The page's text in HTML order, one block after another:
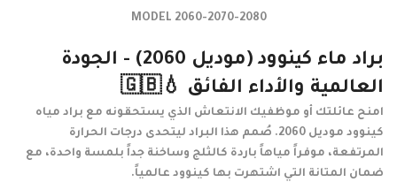
MODEL 2060-2070-2080
براد ماء كينوود (موديل 2060) - الجودة
العالمية والأداء الفائق 💧🇬🇧
امنح عائلتك أو موظفيك الانتعاش الذي يستحقونه مع براد مياه
كينوود موديل 2060. صُمم هذا البراد ليتحدى درجات الحرارة
المرتفعة، موفراً مياهاً باردة كالثلج وساخنة جداً بلمسة واحدة، مع
ضمان المتانة التي اشتهرت بها كينوود عالمياً.